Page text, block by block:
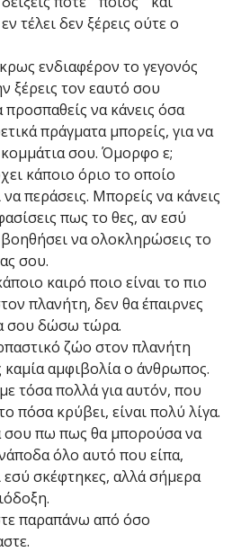
τέλει δεν ξέρεις ούτε ο
ενδιαφέρον το γεγονός
ξέρεις τον εαυτό σου
προσπαθείς να κάνεις όσα
πράγματα μπορείς, για να
κομμάτια σου. Όμορφο ε;
κάποιο όριο το οποίο
περάσεις. Μπορείς να κάνεις
πως το θες, αν εσύ
να ολοκληρώσεις το
σου.
καιρό ποιο είναι το πιο
πλανήτη, δεν θα έπαιρνες
σου δώσω τώρα.
ζώο στον πλανήτη
καμία αμφιβολία ο άνθρωπος.
τόσα πολλά για αυτόν, που
πόσα κρύβει, είναι πολύ λίγα.
σου πω πως θα μπορούσα να
όλο αυτό που είπα,
σκέφτηκες, αλλά σήμερα
παραπάνω από όσο